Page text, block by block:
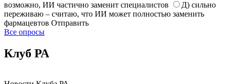
возможно, ИИ частично заменит специалистов
Д) сильно
переживаю – считаю, что ИИ может полностью заменить
фармацевтов Отправить
Все опросы
Клуб РА